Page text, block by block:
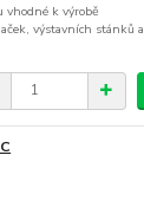
vhodné k výrobě
výstavních stánků a